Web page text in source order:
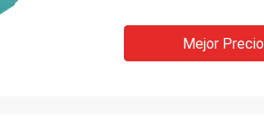
Mejor Precio